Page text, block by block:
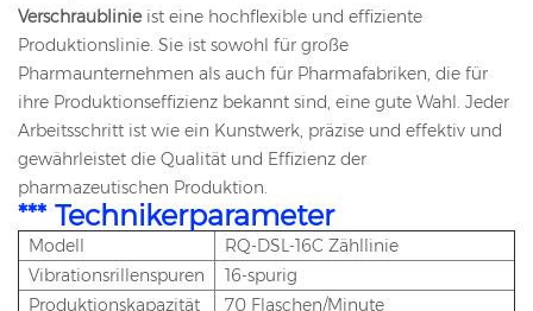
Verschraublinie ist eine hochflexible und effiziente
Produktionslinie. Sie ist sowohl für große
Pharmaunternehmen als auch für Pharmafabriken, die für
ihre Produktionseffizienz bekannt sind, eine gute Wahl. Jeder
Arbeitsschritt ist wie ein Kunstwerk, präzise und effektiv und
gewährleistet die Qualität und Effizienz der
pharmazeutischen Produktion.
*** Technikerparameter
Modell
RQ-DSL-16C Zähllinie
Vibrationsrillenspuren
16-spurig
Produktionskapazität
70 Flaschen/Minute